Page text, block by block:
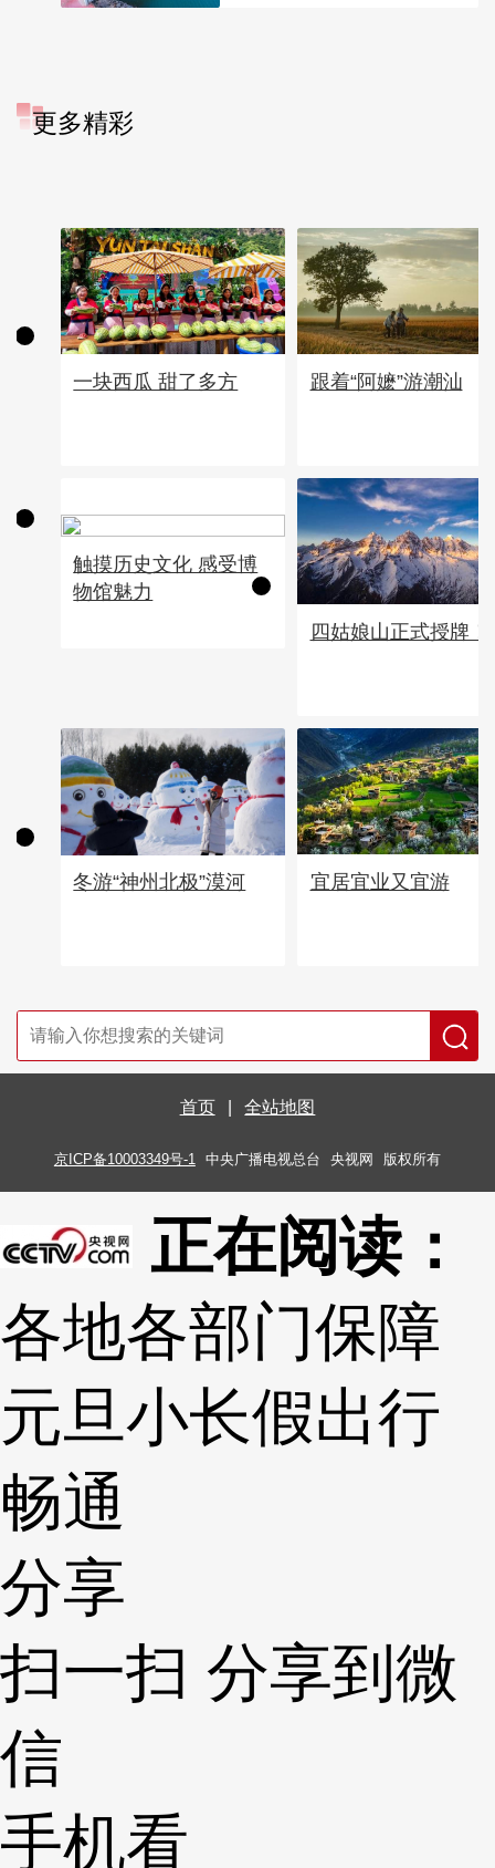
更多精彩
一块西瓜 甜了多方 跟着“阿嬷”游潮汕
触摸历史文化 感受博
物馆魅力
四姑娘山正式授牌！
冬游“神州北极”漠河 宜居宜业又宜游
首页 全站地图
京ICP备10003349号-1 中央广播电视总台 央视网 版权所有
正在阅读：
各地各部门保障
元旦小长假出行
畅通
分享
扫一扫 分享到微
信
手机看